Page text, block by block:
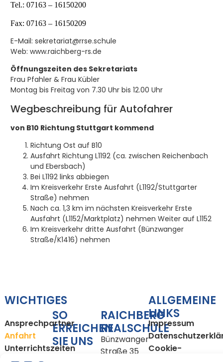
Tel.: 07163 – 16150200
Fax: 07163 – 16150209
E-Mail: sekretariat@rrse.schule
Web: www.raichberg-rs.de
Öffnungszeiten des Sekretariats
Frau Pfahler & Frau Kübler
Montag bis Freitag von 7.30 Uhr bis 12.00 Uhr
Wegbeschreibung für Autofahrer
von B10 Richtung Stuttgart kommend
Richtung Ost auf B10
Ausfahrt Richtung L1192 (ca. zwischen Reichenbach
und Ebersbach)
Bei L1192 links abbiegen
Im Kreisverkehr Erste Ausfahrt (L1192/Stuttgarter
Straße) nehmen
Nach ca. 1,3 km im nächsten Kreisverkehr Erste
Ausfahrt (L1152/Marktplatz) nehmen Weiter auf L1152
Im Kreisverkehr dritte Ausfahrt (Bünzwanger
Straße/K1416) nehmen
WICHTIGES
Ansprechpartner
Anfahrt
Unterrichtszeiten
SO
ERREICHEN
SIE UNS
RAICHBERG
REALSCHULE
Bünzwanger
Straße 35
ALLGEMEINE
LINKS
Impressum
Cookie-